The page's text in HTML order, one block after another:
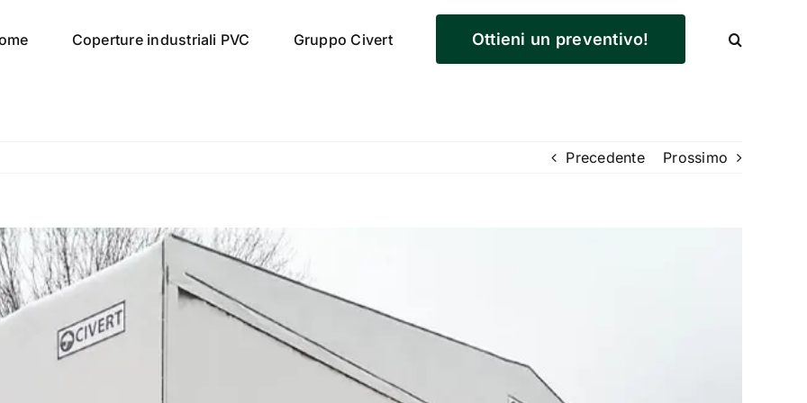
Coperture industriali PVC Gruppo Civert Ottieni un preventivo!
Precedente Prossimo